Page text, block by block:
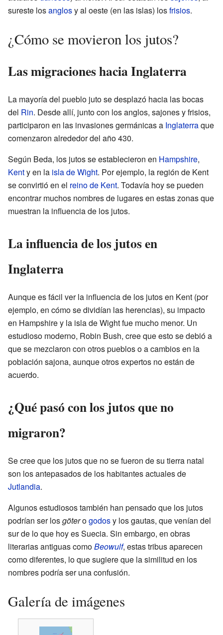
sureste losanglosy al oeste (en las islas) losfrisios.
¿Cómo se movieron los jutos?
Las migraciones hacia Inglaterra
La mayoría del pueblo juto se desplazó hacia las bocas
del Rin. Desde allí, junto con los anglos, sajones y frisios,
participaron en las invasiones germánicas a Inglaterraque
comenzaron alrededor del año 430.
Según Beda, los jutos se establecieron en Hampshire,
Kenty en la isla de Wight. Por ejemplo, la región de Kent
se convirtió en el reino de Kent. Todavía hoy se pueden
encontrar muchos nombres de lugares en estas zonas que
muestran la influencia de los jutos.
La influencia de los jutos en
Inglaterra
Aunque es fácil ver la influencia de los jutos en Kent (por
ejemplo, en cómo se dividían las herencias), su impacto
en Hampshire y la isla de Wight fue mucho menor. Un
estudioso moderno, Robin Bush, cree que esto se debió a
que se mezclaron con otros pueblos o a cambios en la
población sajona, aunque otros expertos no están de
acuerdo.
¿Qué pasó con los jutos que no
migraron?
Se cree que los jutos que no se fueron de su tierra natal
son los antepasados de los habitantes actuales de
Jutlandia.
Algunos estudiosos también han pensado que los jutos
podrían ser losgöterogodosy los gautas, que venían del
sur de lo que hoy es Suecia. Sin embargo, en obras
literarias antiguas comoBeowulf, estas tribus aparecen
como diferentes, lo que sugiere que la similitud en los
nombres podría ser una confusión.
Galería de imágenes